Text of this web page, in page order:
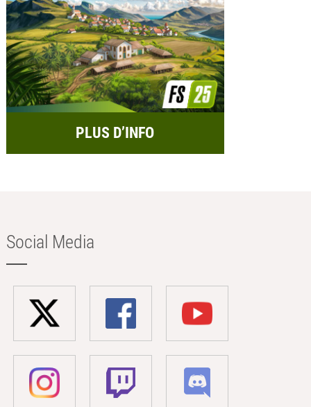
PLUS D’INFO
Social Media